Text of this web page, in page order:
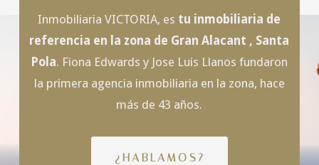
Inmobiliaria VICTORIA, es tu inmobiliaria de
referencia en la zona de Gran Alacant , Santa
Pola. Fiona Edwards y Jose Luis Llanos fundaron
la primera agencia inmobiliaria en la zona, hace
más de 43 años.
¿HABLAMOS?